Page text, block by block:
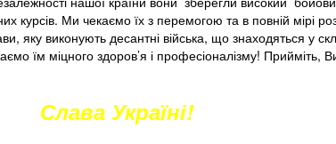
Ми чекаємо їх з перемогою та в повній мірі
яку виконують десантні війська, що знаходяться у
їм міцного здоров’я і професіоналізму!
Слава Україні!